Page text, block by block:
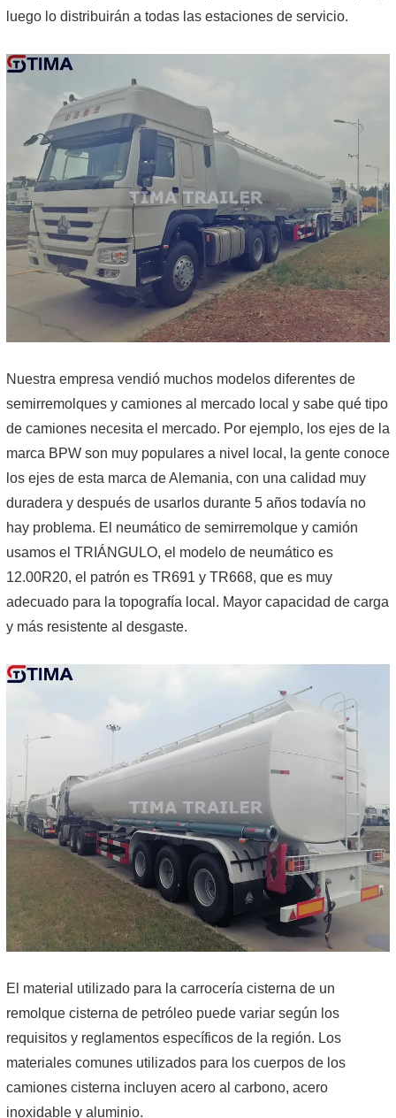
luego lo distribuirán a todas las estaciones de servicio.
Nuestra empresa vendió muchos modelos diferentes de
semirremolques y camiones al mercado local y sabe qué tipo
de camiones necesita el mercado. Por ejemplo, los ejes de la
marca BPW son muy populares a nivel local, la gente conoce
los ejes de esta marca de Alemania, con una calidad muy
duradera y después de usarlos durante 5 años todavía no
hay problema. El neumático de semirremolque y camión
usamos el TRIÁNGULO, el modelo de neumático es
12.00R20, el patrón es TR691 y TR668, que es muy
adecuado para la topografía local. Mayor capacidad de carga
y más resistente al desgaste.
El material utilizado para la carrocería cisterna de un
remolque cisterna de petróleo puede variar según los
requisitos y reglamentos específicos de la región. Los
materiales comunes utilizados para los cuerpos de los
camiones cisterna incluyen acero al carbono, acero
inoxidable y aluminio.